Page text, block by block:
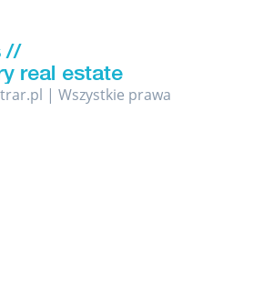
| Wszystkie prawa